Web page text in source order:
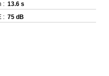
: 13.6 s
: 75 dB